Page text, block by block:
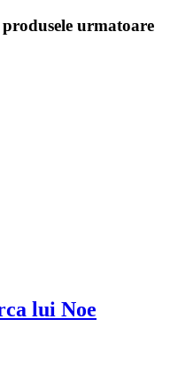
urmatoare
lui Noe